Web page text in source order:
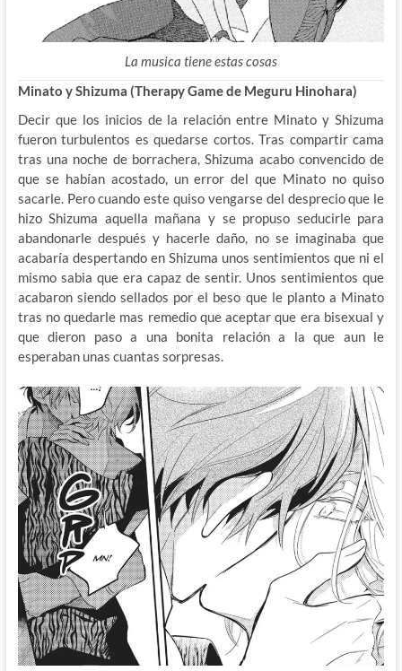
La musica tiene estas cosas
Minato y Shizuma (Therapy Game de Meguru Hinohara)
Decir que los inicios de la relación entre Minato y Shizuma
fueron turbulentos es quedarse cortos. Tras compartir cama
tras una noche de borrachera, Shizuma acabo convencido de
que se habían acostado, un error del que Minato no quiso
sacarle. Pero cuando este quiso vengarse del desprecio que le
hizo Shizuma aquella mañana y se propuso seducirle para
abandonarle después y hacerle daño, no se imaginaba que
acabaría despertando en Shizuma unos sentimientos que ni el
mismo sabia que era capaz de sentir. Unos sentimientos que
acabaron siendo sellados por el beso que le planto a Minato
tras no quedarle mas remedio que aceptar que era bisexual y
que dieron paso a una bonita relación a la que aun le
esperaban unas cuantas sorpresas.